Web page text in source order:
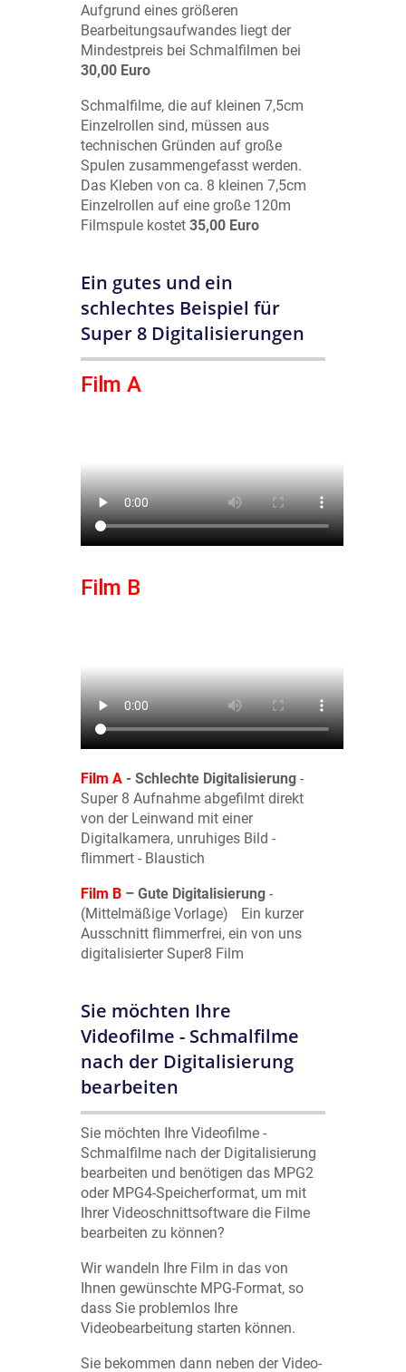
Aufgrund eines größeren
Bearbeitungsaufwandes liegt der
Mindestpreis bei Schmalfilmen bei
30,00 Euro
Schmalfilme, die auf kleinen 7,5cm
Einzelrollen sind, müssen aus
technischen Gründen auf große
Spulen zusammengefasst werden.
Das Kleben von ca. 8 kleinen 7,5cm
Einzelrollen auf eine große 120m
Filmspule kostet 35,00 Euro
Ein gutes und ein
schlechtes Beispiel für
Super 8 Digitalisierungen
Film A
Film B
Film A - Schlechte Digitalisierung -
Super 8 Aufnahme abgefilmt direkt
von der Leinwand mit einer
Digitalkamera, unruhiges Bild -
flimmert - Blaustich
Film B – Gute Digitalisierung -
(Mittelmäßige Vorlage) Ein kurzer
Ausschnitt flimmerfrei, ein von uns
digitalisierter Super8 Film
Sie möchten Ihre
Videofilme - Schmalfilme
nach der Digitalisierung
bearbeiten
Sie möchten Ihre Videofilme -
Schmalfilme nach der Digitalisierung
bearbeiten und benötigen das MPG2
oder MPG4-Speicherformat, um mit
Ihrer Videoschnittsoftware die Filme
bearbeiten zu können?
Wir wandeln Ihre Film in das von
Ihnen gewünschte MPG-Format, so
dass Sie problemlos Ihre
Videobearbeitung starten können.
Sie bekommen dann neben der Video-